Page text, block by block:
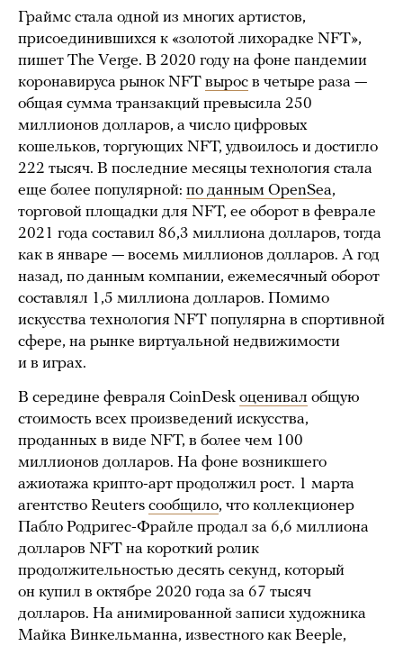
Граймс стала одной из многих артистов,
присоединившихся к «золотой лихорадке NFT»,
пишет The Verge. В 2020 году на фоне пандемии
коронавируса рынок NFT вырос в четыре раза —
общая сумма транзакций превысила 250
миллионов долларов, а число цифровых
кошельков, торгующих NFT, удвоилось и достигло
222 тысяч. В последние месяцы технология стала
еще более популярной: по данным OpenSea,
торговой площадки для NFT, ее оборот в феврале
2021 года составил 86,3 миллиона долларов, тогда
как в январе — восемь миллионов долларов. А год
назад, по данным компании, ежемесячный оборот
составлял 1,5 миллиона долларов. Помимо
искусства технология NFT популярна в спортивной
сфере, на рынке виртуальной недвижимости
и в играх.
В середине февраля CoinDesk оценивал общую
стоимость всех произведений искусства,
проданных в виде NFT, в более чем 100
миллионов долларов. На фоне возникшего
ажиотажа крипто-арт продолжил рост. 1 марта
агентство Reuters сообщило, что коллекционер
Пабло Родригес-Фрайле продал за 6,6 миллиона
долларов NFT на короткий ролик
продолжительностью десять секунд, который
он купил в октябре 2020 года за 67 тысяч
долларов. На анимированной записи художника
Майка Винкельманна, известного как Beeple,